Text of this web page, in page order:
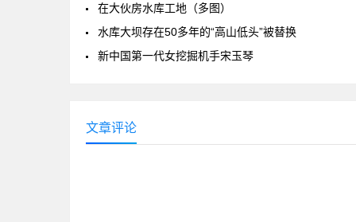
在大伙房水库工地（多图）
水库大坝存在50多年的“高山低头”被替换
新中国第一代女挖掘机手宋玉琴
文章评论